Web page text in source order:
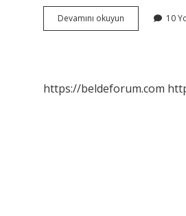
Devamını okuyun
Eş
10
https://beldeforum.com